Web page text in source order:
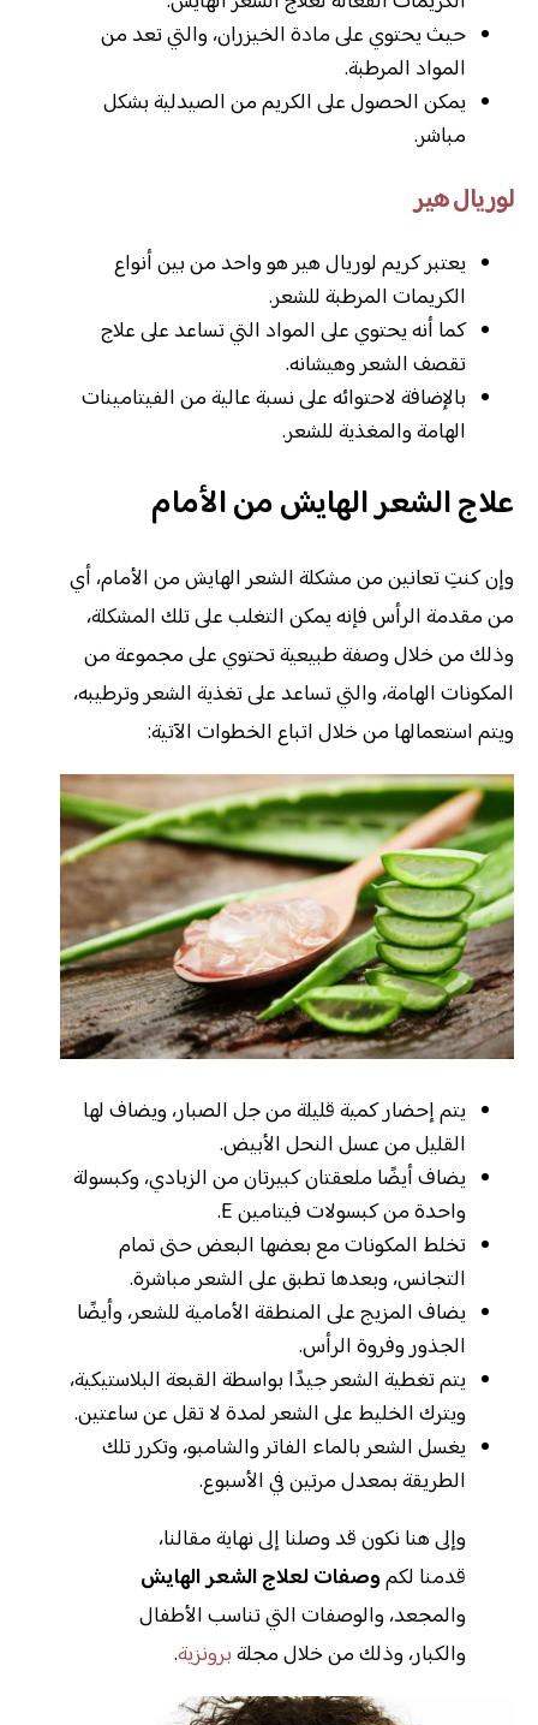
حيث يحتوي على مادة الخيزران، والتي تعد من
المواد المرطبة.
يمكن الحصول على الكريم من الصيدلية بشكل
مباشر.
لوريال هير
يعتبر كريم لوريال هير هو واحد من بين أنواع
الكريمات المرطبة للشعر.
كما أنه يحتوي على المواد التي تساعد على علاج
تقصف الشعر وهيشانه.
بالإضافة لاحتوائه على نسبة عالية من الفيتامينات
الهامة والمغذية للشعر.
علاج الشعر الهايش من الأمام
وإن كنتِ تعانين من مشكلة الشعر الهايش من الأمام، أي
من مقدمة الرأس فإنه يمكن التغلب على تلك المشكلة،
وذلك من خلال وصفة طبيعية تحتوي على مجموعة من
المكونات الهامة، والتي تساعد على تغذية الشعر وترطيبه،
ويتم استعمالها من خلال اتباع الخطوات الآتية:
يتم إحضار كمية قليلة من جل الصبار، ويضاف لها
القليل من عسل النحل الأبيض.
يضاف أيضًا ملعقتان كبيرتان من الزبادي، وكبسولة
واحدة من كبسولات فيتامين E.
تخلط المكونات مع بعضها البعض حتى تمام
التجانس، وبعدها تطبق على الشعر مباشرة.
يضاف المزيج على المنطقة الأمامية للشعر، وأيضًا
الجذور وفروة الرأس.
يتم تغطية الشعر جيدًا بواسطة القبعة البلاستيكية،
ويترك الخليط على الشعر لمدة لا تقل عن ساعتين.
يغسل الشعر بالماء الفاتر والشامبو، وتكرر تلك
الطريقة بمعدل مرتين في الأسبوع.
وإلى هنا نكون قد وصلنا إلى نهاية مقالنا،
قدمنا لكموصفات لعلاج الشعر الهايش
والمجعد، والوصفات التي تناسب الأطفال
والكبار، وذلك من خلال مجلةبرونزية.